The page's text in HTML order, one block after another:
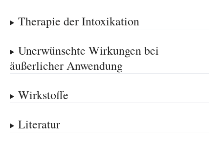
Therapie der Intoxikation
Unerwünschte Wirkungen bei
äußerlicher Anwendung
Wirkstoffe
Literatur